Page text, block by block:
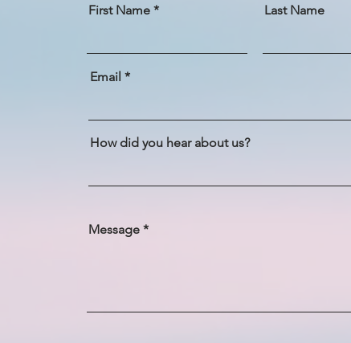
First Name Last Name
Email
How did you hear about us?
Message